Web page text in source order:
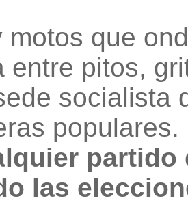
motos que
entre pitos,
socialista
populares.
las